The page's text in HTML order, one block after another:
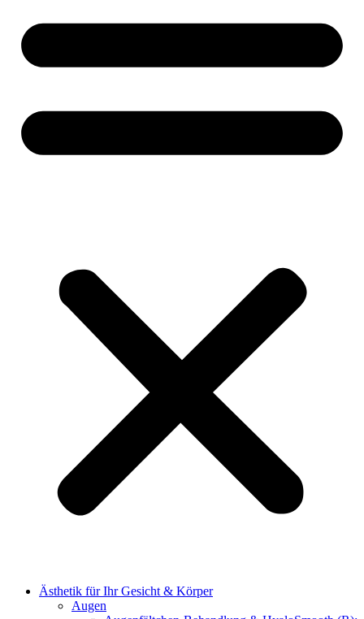
Ästhetik für Ihr Gesicht & Körper
Augen